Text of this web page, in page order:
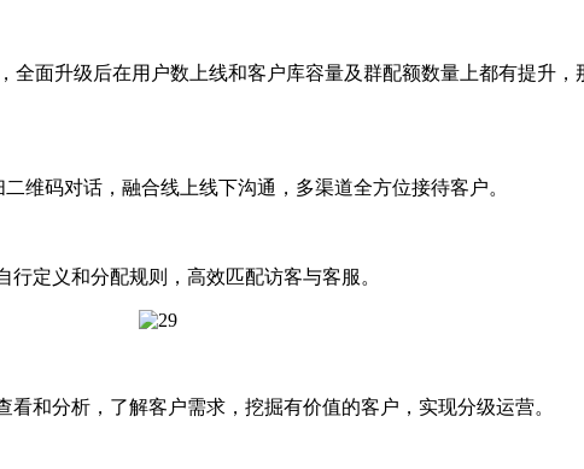
升级后在用户数上线和客户库容量及群配额数量上都有提升，
码对话，融合线上线下沟通，多渠道全方位接待客户。
定义和分配规则，高效匹配访客与客服。
分析，了解客户需求，挖掘有价值的客户，实现分级运营。